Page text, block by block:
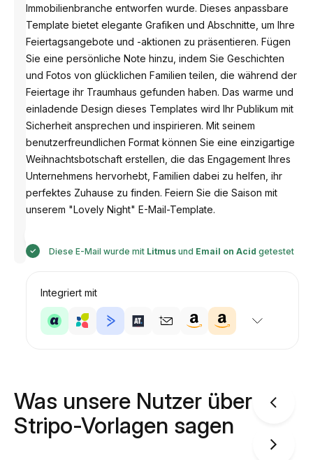
Immobilienbranche entworfen wurde. Dieses anpassbare
Template bietet elegante Grafiken und Abschnitte, um Ihre
Feiertagsangebote und -aktionen zu präsentieren. Fügen
Sie eine persönliche Note hinzu, indem Sie Geschichten
und Fotos von glücklichen Familien teilen, die während der
Feiertage ihr Traumhaus gefunden haben. Das warme und
einladende Design dieses Templates wird Ihr Publikum mit
Sicherheit ansprechen und inspirieren. Mit seinem
benutzerfreundlichen Format können Sie eine einzigartige
Weihnachtsbotschaft erstellen, die das Engagement Ihres
Unternehmens hervorhebt, Familien dabei zu helfen, ihr
perfektes Zuhause zu finden. Feiern Sie die Saison mit
unserem "Lovely Night" E-Mail-Template.
Diese E-Mail wurde mit Litmus und Email on Acid getestet
Integriert mit
Was unsere Nutzer über
Stripo-Vorlagen sagen